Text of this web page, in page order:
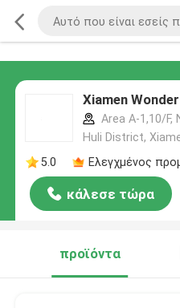
Xiamen
Area A-1,10/F,
Huli District,
5.0
Ελεγχμένος
κάλεσε τώρα
προϊόντα